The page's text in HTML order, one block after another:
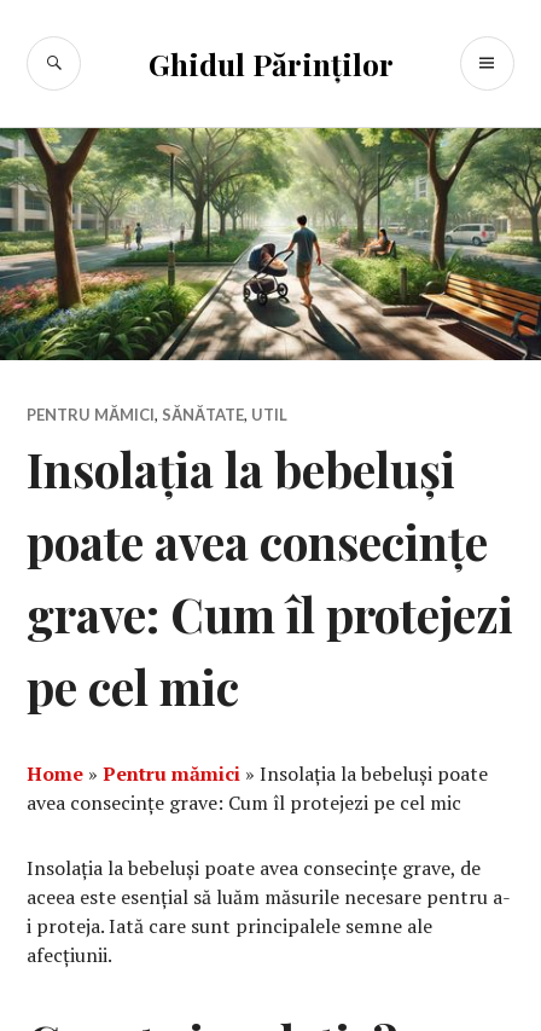
conținut
Ghidul Părinților
CĂUTARE
PENTRU MĂMICI, SĂNĂTATE, UTIL
Insolația la bebeluși
poate avea consecințe
grave: Cum îl protejezi
pe cel mic
Home »Pentru mămici »Insolația la bebeluși poate
avea consecințe grave: Cum îl protejezi pe cel mic
Insolația la bebeluși poate avea consecințe grave, de
aceea este esențial să luăm măsurile necesare pentru a-
i proteja. Iată care sunt principalele semne ale
afecțiunii.